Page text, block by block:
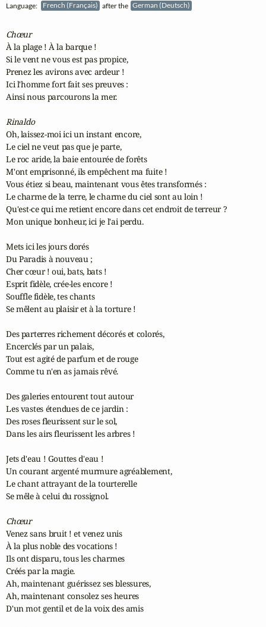
Language: French (Français) after the German (Deutsch)
Chœur
À la plage ! À la barque !
Si le vent ne vous est pas propice,
Prenez les avirons avec ardeur !
Ici l'homme fort fait ses preuves :
Ainsi nous parcourons la mer.
Rinaldo
Oh, laissez-moi ici un instant encore,
Le ciel ne veut pas que je parte,
Le roc aride, la baie entourée de forêts
M'ont emprisonné, ils empêchent ma fuite !
Vous étiez si beau, maintenant vous êtes transformés :
Le charme de la terre, le charme du ciel sont au loin !
Qu'est-ce qui me retient encore dans cet endroit de terreur ?
Mon unique bonheur, ici je l'ai perdu.
Mets ici les jours dorés
Du Paradis à nouveau ;
Cher cœur ! oui, bats, bats !
Esprit fidèle, crée-les encore !
Souffle fidèle, tes chants
Se mêlent au plaisir et à la torture !
Des parterres richement décorés et colorés,
Encerclés par un palais,
Tout est agité de parfum et de rouge
Comme tu n'en as jamais rêvé.
Des galeries entourent tout autour
Les vastes étendues de ce jardin :
Des roses fleurissent sur le sol,
Dans les airs fleurissent les arbres !
Jets d'eau ! Gouttes d'eau !
Un courant argenté murmure agréablement,
Le chant attrayant de la tourterelle
Se mêle à celui du rossignol.
Chœur
Venez sans bruit ! et venez unis
À la plus noble des vocations !
Ils ont disparu, tous les charmes
Créés par la magie.
Ah, maintenant guérissez ses blessures,
Ah, maintenant consolez ses heures
D'un mot gentil et de la voix des amis